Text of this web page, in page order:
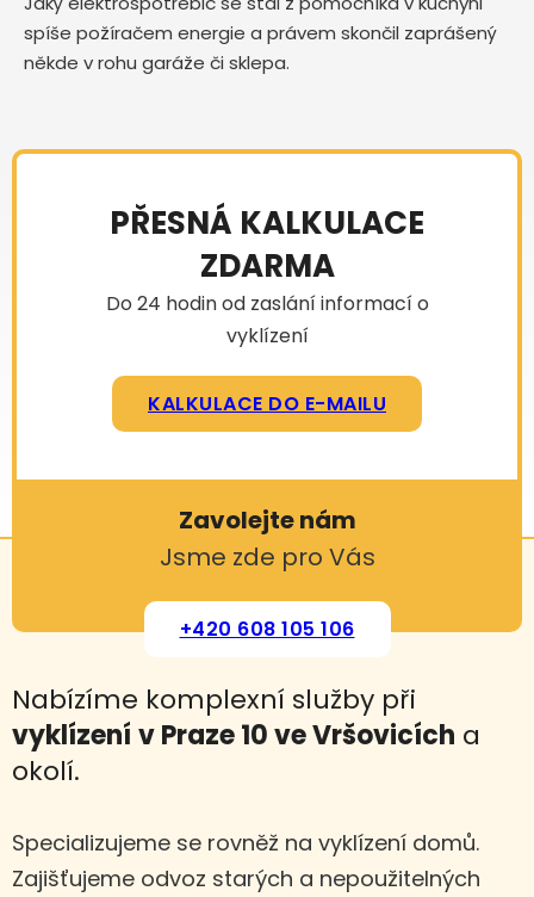
spíše požíračem energie a právem skončil zaprášený
někde v rohu garáže či sklepa.
PŘESNÁ KALKULACE
ZDARMA
Do 24 hodin od zaslání informací o
vyklízení
KALKULACE DO E-MAILU
Zavolejte nám
Jsme zde pro Vás
+420 608 105 106
Nabízíme komplexní služby při
vyklízení v Praze 10 ve Vršovicích a
okolí.
Specializujeme se rovněž na vyklízení domů.
Zajišťujeme odvoz starých a nepoužitelných